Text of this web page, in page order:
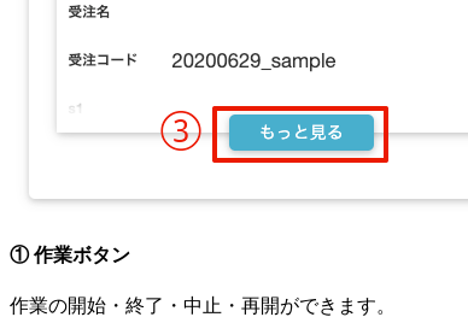
① 作業ボタン
作業の開始・終了・中止・再開ができます。